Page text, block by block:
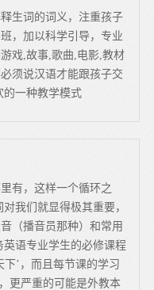
生词的词义，注重孩子
，加以科学引导，专业
戏,故事,歌曲,电影,教材
须说汉语才能跟孩子交
的一种教学模式
有，这样一个循环之
我们就显得极其重要，
（播音员那种）和常用
语专业学生的必修课程
’，而且每节课的学习
更严重的可能是外教本